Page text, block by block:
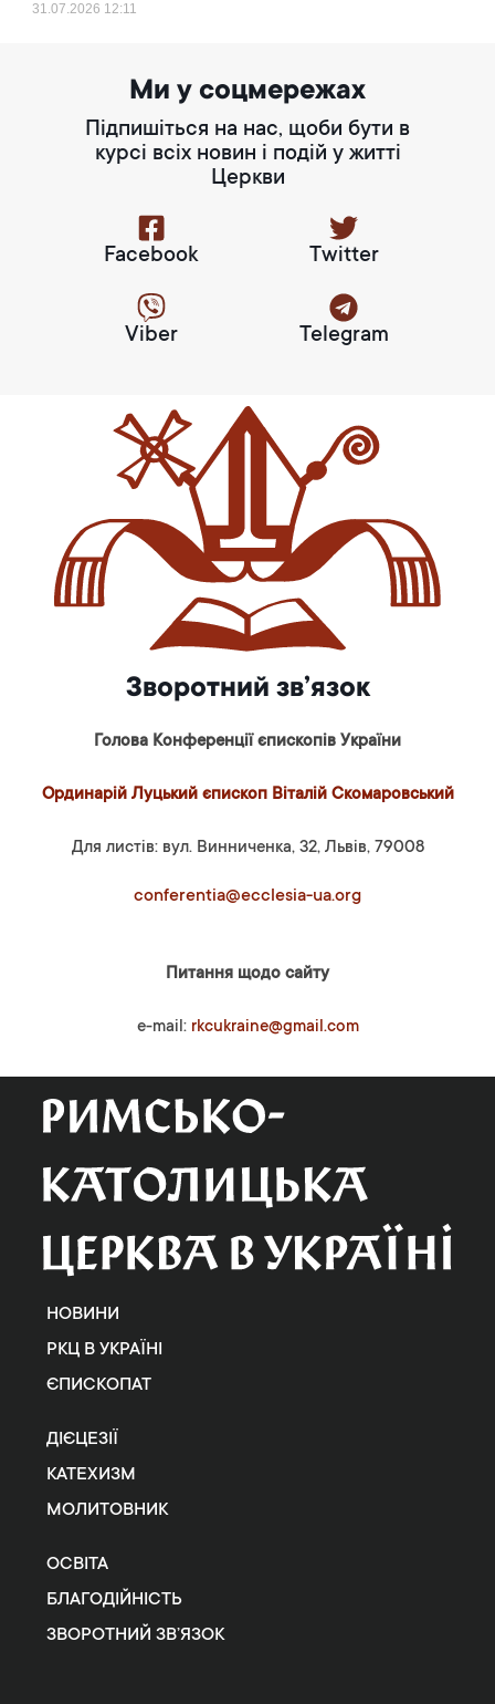
31.07.2026 12:11
Ми у соцмережах
Підпишіться на нас, щоби бути в
курсі всіх новин і подій у житті
Церкви
Facebook Twitter
Viber Telegram
Зворотний зв’язок
Голова Конференції єпископів України
Ординарій Луцький єпископ Віталій Скомаровський
Для листів: вул. Винниченка, 32, Львів, 79008
conferentia@ecclesia-ua.org
Питання щодо сайту
e-mail: rkcukraine@gmail.com
НОВИНИ
РКЦ В УКРАЇНІ
ЄПИСКОПАТ
ДІЄЦЕЗІЇ
КАТЕХИЗМ
МОЛИТОВНИК
ОСВІТА
БЛАГОДІЙНІСТЬ
ЗВОРОТНИЙ ЗВ’ЯЗОК